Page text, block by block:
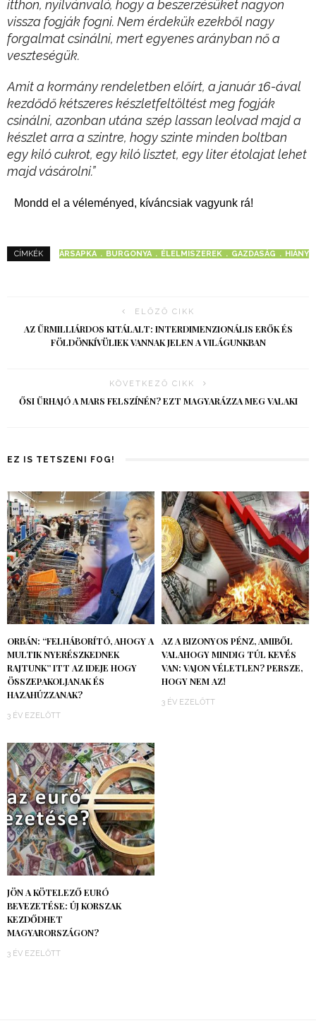
itthon, nyilvánvaló, hogy a beszerzésüket nagyon
vissza fogják fogni. Nem érdekük ezekből nagy
forgalmat csinálni, mert egyenes arányban nő a
veszteségük.
Amit a kormány rendeletben előírt, a január 16-ával
kezdődő kétszeres készletfeltöltést meg fogják
csinálni, azonban utána szép lassan leolvad majd a
készlet arra a szintre, hogy szinte minden boltban
egy kiló cukrot, egy kiló lisztet, egy liter étolajat lehet
majd vásárolni.”
Mondd el a véleményed, kíváncsiak vagyunk rá!
CÍMKÉK ÁRSAPKA BURGONYA ÉLELMISZEREK GAZDASÁG HIÁNY
ELŐZŐ CIKK
AZ ŰRMILLIÁRDOS KITÁLALT: INTERDIMENZIONÁLIS ERŐK ÉS
FÖLDÖNKÍVÜLIEK VANNAK JELEN A VILÁGUNKBAN
KÖVETKEZŐ CIKK
ŐSI ŰRHAJÓ A MARS FELSZÍNÉN? EZT MAGYARÁZZA MEG VALAKI
EZ IS TETSZENI FOG!
ORBÁN: “FELHÁBORÍTÓ, AHOGY A
MULTIK NYERÉSZKEDNEK
RAJTUNK” ITT AZ IDEJE HOGY
ÖSSZEPAKOLJANAK ÉS
HAZAHÚZZANAK?
3 ÉV EZELŐTT
AZ A BIZONYOS PÉNZ, AMIBŐL
VALAHOGY MINDIG TÚL KEVÉS
VAN: VAJON VÉLETLEN? PERSZE,
HOGY NEM AZ!
3 ÉV EZELŐTT
JÖN A KÖTELEZŐ EURÓ
BEVEZETÉSE: ÚJ KORSZAK
KEZDŐDHET
MAGYARORSZÁGON?
3 ÉV EZELŐTT